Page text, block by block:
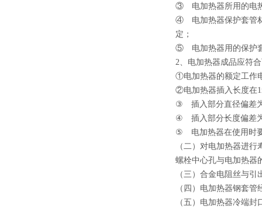
③ 电加热器所用的电热
④ 电加热器保护套管材
定；
⑤ 电加热器用的保护套
2、电加热器成品应符
①电加热器的额定工作
②电加热器插入长度在
③ 插入部分直径偏差
④ 插入部分长度偏差为
⑤ 电加热器在使用时
（二）对电加热器进
螺栓中心孔与电加热器
（三）合金电阻丝与
（四）电加热器钢套
（五）电加热器冷端